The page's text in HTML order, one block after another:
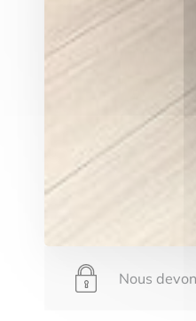
Nous